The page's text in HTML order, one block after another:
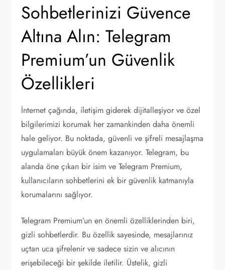
Sohbetlerinizi Güvence
Altına Alın: Telegram
Premium’un Güvenlik
Özellikleri
İnternet çağında, iletişim giderek dijitalleşiyor ve özel
bilgilerimizi korumak her zamankinden daha önemli
hale geliyor. Bu noktada, güvenli ve şifreli mesajlaşma
uygulamaları büyük önem kazanıyor. Telegram, bu
alanda öne çıkan bir isim ve Telegram Premium,
kullanıcıların sohbetlerini ek bir güvenlik katmanıyla
korumalarını sağlıyor.
Telegram Premium’un en önemli özelliklerinden biri,
gizli sohbetlerdir. Bu özellik sayesinde, mesajlarınız
uçtan uca şifrelenir ve sadece sizin ve alıcının
erişebileceği bir şekilde iletilir. Üstelik, gizli